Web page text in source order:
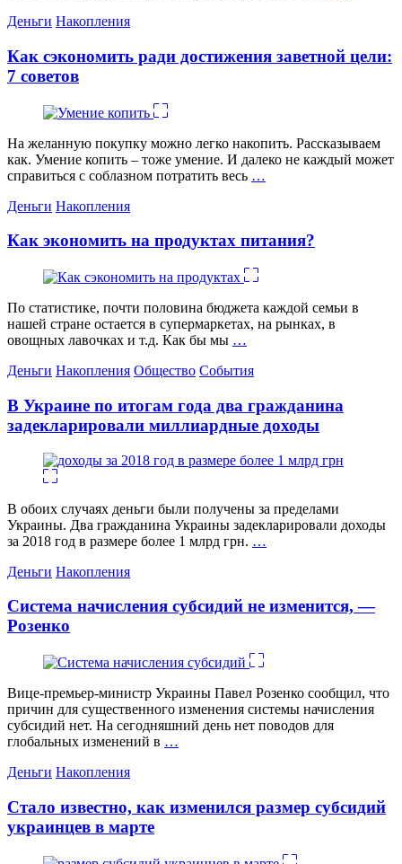
Категории
Деньги Накопления
Как сэкономить ради достижения заветной цели:
7 советов
На желанную покупку можно легко накопить. Рассказываем
как. Умение копить – тоже умение. И далеко не каждый может
справиться с соблазном потратить весь …
Категории
Деньги Накопления
Как экономить на продуктах питания?
По статистике, почти половина бюджета каждой семьи в
нашей стране остается в супермаркетах, на рынках, в
овощных лавочках и т.д. Как бы мы …
Категории
Деньги Накопления Общество События
В Украине по итогам года два гражданина
задекларировали миллиардные доходы
В обоих случаях деньги были получены за пределами
Украины. Два гражданина Украины задекларировали доходы
за 2018 год в размере более 1 млрд грн. …
Категории
Деньги Накопления
Система начисления субсидий не изменится, —
Розенко
Вице-премьер-министр Украины Павел Розенко сообщил, что
причин для существенного изменения системы начисления
субсидий нет. На сегодняшний день нет поводов для
глобальных изменений в …
Категории
Деньги Накопления
Стало известно, как изменился размер субсидий
украинцев в марте